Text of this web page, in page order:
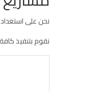
نحن على
نقوم بتنفيذ